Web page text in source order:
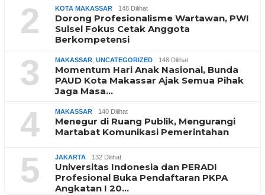
2 KOTA MAKASSAR 148 Dilihat
Dorong Profesionalisme Wartawan, PWI
Sulsel Fokus Cetak Anggota
Berkompetensi
3 MAKASSAR UNCATEGORIZED 148 Dilihat
Momentum Hari Anak Nasional, Bunda
PAUD Kota Makassar Ajak Semua Pihak
Jaga Masa…
4 MAKASSAR 140 Dilihat
Menegur di Ruang Publik, Mengurangi
Martabat Komunikasi Pemerintahan
5 JAKARTA 132 Dilihat
Universitas Indonesia dan PERADI
Profesional Buka Pendaftaran PKPA
Angkatan I 20…